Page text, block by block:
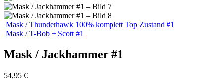
Mask / Thunderhawk 100% komplett Top Zustand #1
Mask / T-Bob + Scott #1
Mask / Jackhammer #1
54,95 €